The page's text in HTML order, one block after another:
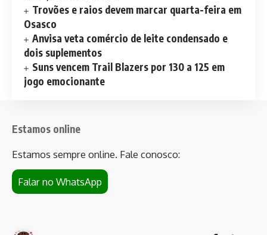
Trovões e raios devem marcar quarta-feira em
Osasco
Anvisa veta comércio de leite condensado e
dois suplementos
Suns vencem Trail Blazers por 130 a 125 em
jogo emocionante
Estamos online
Estamos sempre online. Fale conosco:
Falar no WhatsApp